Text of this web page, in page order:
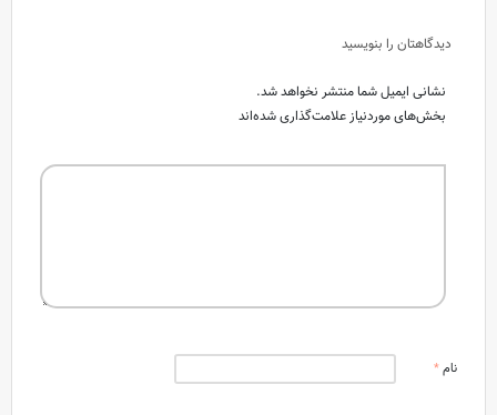
دیدگاهتان را بنویسید
نشانی ایمیل شما منتشر نخواهد شد.
بخش‌های موردنیاز علامت‌گذاری شده‌اند
نام*